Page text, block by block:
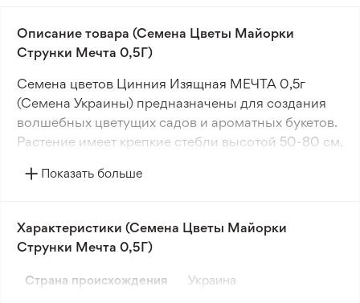
Описание товара (Семена Цветы Майорки
Струнки Мечта 0,5Г)
Семена цветов Цинния Изящная МЕЧТА 0,5г
(Семена Украины) предназначены для создания
волшебных цветущих садов и ароматных букетов.
Растение имеет крепкие стебли высотой 50-80 см,
соцветия диаметром 8-12 см.
скольжении, делает этот сорт идеальным
выбором для клумб, цветников и букетов.
Осуществите свои садовые мечты с этим
замечательным сортом Циннии.
Показать больше
Характеристики (Семена Цветы Майорки
Струнки Мечта 0,5Г)
Страна происхождения Украина